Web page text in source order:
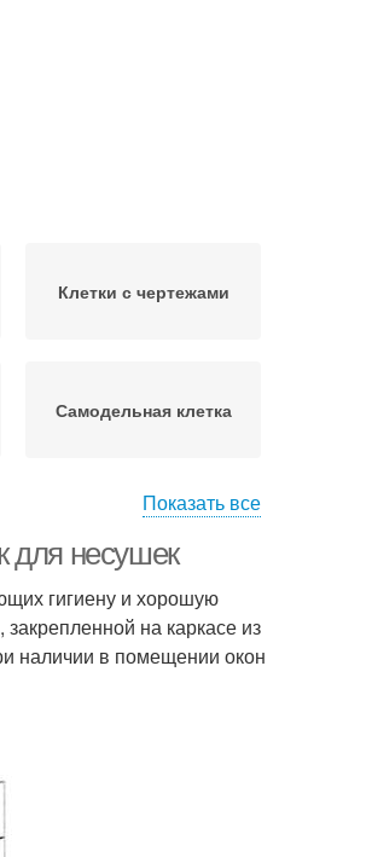
Клетки с чертежами
Самодельная клетка
Показать все
для несушек
гигиену и хорошую
на каркасе из
наличии в помещении окон